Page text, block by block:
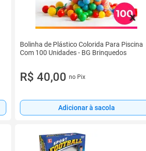
Bolinha de Plástico Colorida Para Piscina
Com 100 Unidades - BG Brinquedos
R$ 40,00 no Pix
Adicionar à sacola